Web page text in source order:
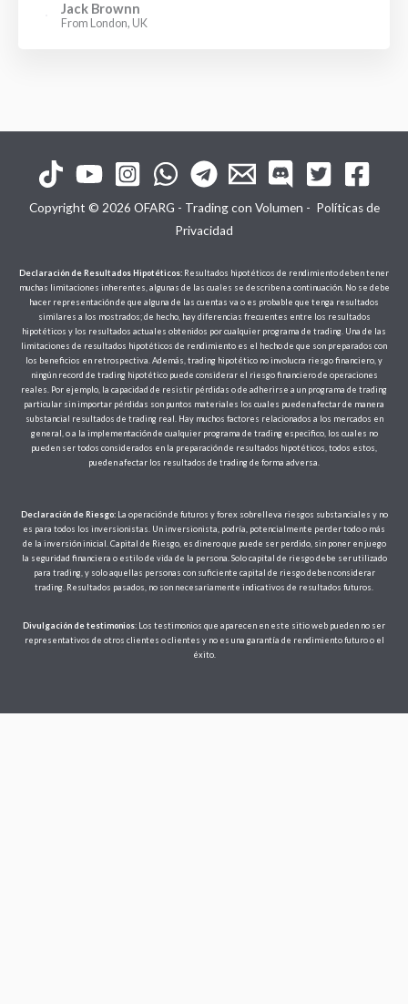
Jack Brownn
From London, UK
Copyright © 2026 OFARG - Trading con Volumen - Políticas de
Privacidad
Declaración de Resultados Hipotéticos: Resultados hipotéticos de rendimiento deben tener
muchas limitaciones inherentes, algunas de las cuales se describen a continuación. No se debe
hacer representación de que alguna de las cuentas va o es probable que tenga resultados
similares a los mostrados; de hecho, hay diferencias frecuentes entre los resultados
hipotéticos y los resultados actuales obtenidos por cualquier programa de trading. Una de las
limitaciones de resultados hipotéticos de rendimiento es el hecho de que son preparados con
los beneficios en retrospectiva. Además, trading hipotético no involucra riesgo financiero, y
ningún record de trading hipotético puede considerar el riesgo financiero de operaciones
reales. Por ejemplo, la capacidad de resistir pérdidas o de adherirse a un programa de trading
particular sin importar pérdidas son puntos materiales los cuales pueden afectar de manera
substancial resultados de trading real. Hay muchos factores relacionados a los mercados en
general, o a la implementación de cualquier programa de trading especifico, los cuales no
pueden ser todos considerados en la preparación de resultados hipotéticos, todos estos,
pueden afectar los resultados de trading de forma adversa.
Declaración de Riesgo:La operación de futuros y forex sobrelleva riesgos substanciales y no
es para todos los inversionistas. Un inversionista, podría, potencialmente perder todo o más
de la inversión inicial. Capital de Riesgo, es dinero que puede ser perdido, sin poner en juego
la seguridad financiera o estilo de vida de la persona. Solo capital de riesgo debe ser utilizado
para trading, y solo aquellas personas con suficiente capital de riesgo deben considerar
trading. Resultados pasados, no son necesariamente indicativos de resultados futuros.
Divulgación de testimonios: Los testimonios que aparecen en este sitio web pueden no ser
representativos de otros clientes o clientes y no es una garantía de rendimiento futuro o el
éxito.